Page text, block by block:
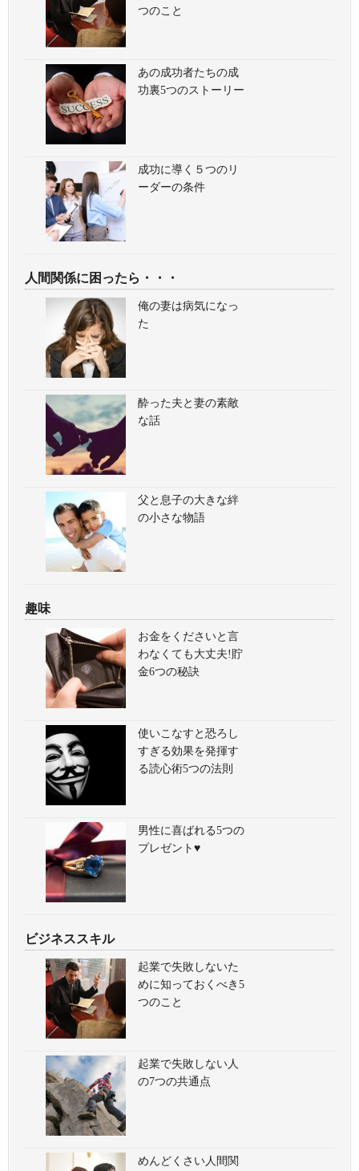
つのこと
あの成功者たちの成
功裏5つのストーリー
成功に導く５つのリ
ーダーの条件
人間関係に困ったら・・・
俺の妻は病気になっ
た
酔った夫と妻の素敵
な話
父と息子の大きな絆
の小さな物語
趣味
お金をくださいと言
わなくても大丈夫!貯
金6つの秘訣
使いこなすと恐ろし
すぎる効果を発揮す
る読心術5つの法則
男性に喜ばれる5つの
プレゼント♥
ビジネススキル
起業で失敗しないた
めに知っておくべき5
つのこと
起業で失敗しない人
の7つの共通点
めんどくさい人間関